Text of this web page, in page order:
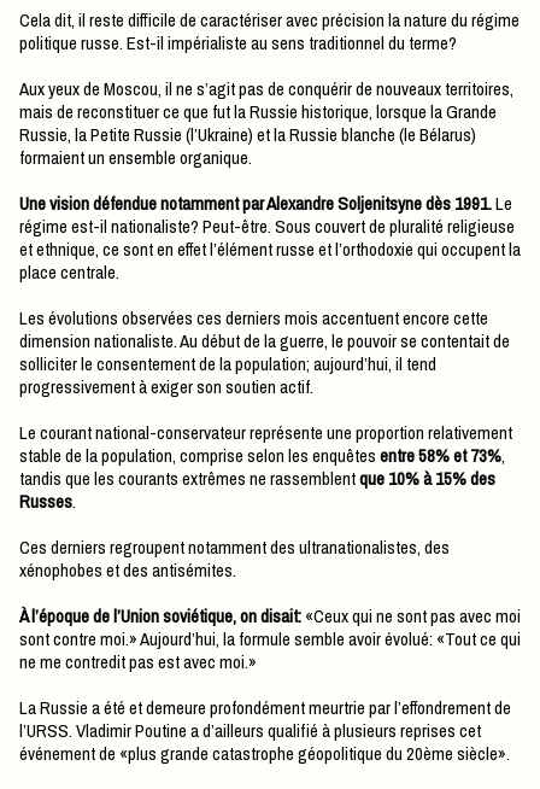
Cela dit, il reste difficile de caractériser avec précision la nature du régime
politique russe. Est-il impérialiste au sens traditionnel du terme?
Aux yeux de Moscou, il ne s’agit pas de conquérir de nouveaux territoires,
mais de reconstituer ce que fut la Russie historique, lorsque la Grande
Russie, la Petite Russie (l’Ukraine) et la Russie blanche (le Bélarus)
formaient un ensemble organique.
Une vision défendue notamment par Alexandre Soljenitsyne dès 1991.Le
régime est-il nationaliste? Peut-être. Sous couvert de pluralité religieuse
et ethnique, ce sont en effet l’élément russe et l’orthodoxie qui occupent la
place centrale.
Les évolutions observées ces derniers mois accentuent encore cette
dimension nationaliste. Au début de la guerre, le pouvoir se contentait de
solliciter le consentement de la population; aujourd’hui, il tend
progressivement à exiger son soutien actif.
Le courant national-conservateur représente une proportion relativement
stable de la population, comprise selon les enquêtesentre 58% et 73%,
tandis que les courants extrêmes ne rassemblentque 10% à 15% des
Russes.
Ces derniers regroupent notamment des ultranationalistes, des
xénophobes et des antisémites.
À l’époque de l’Union soviétique, on disait:«Ceux qui ne sont pas avec moi
sont contre moi.» Aujourd’hui, la formule semble avoir évolué: «Tout ce qui
ne me contredit pas est avec moi.»
La Russie a été et demeure profondément meurtrie par l’effondrement de
l’URSS. Vladimir Poutine a d’ailleurs qualifié à plusieurs reprises cet
événement de «plus grande catastrophe géopolitique du 20ème siècle».